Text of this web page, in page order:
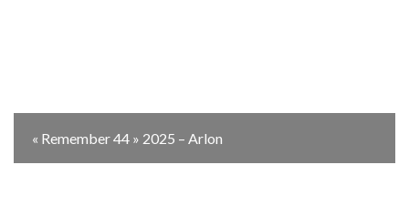
« Remember 44 » 2025 – Arlon